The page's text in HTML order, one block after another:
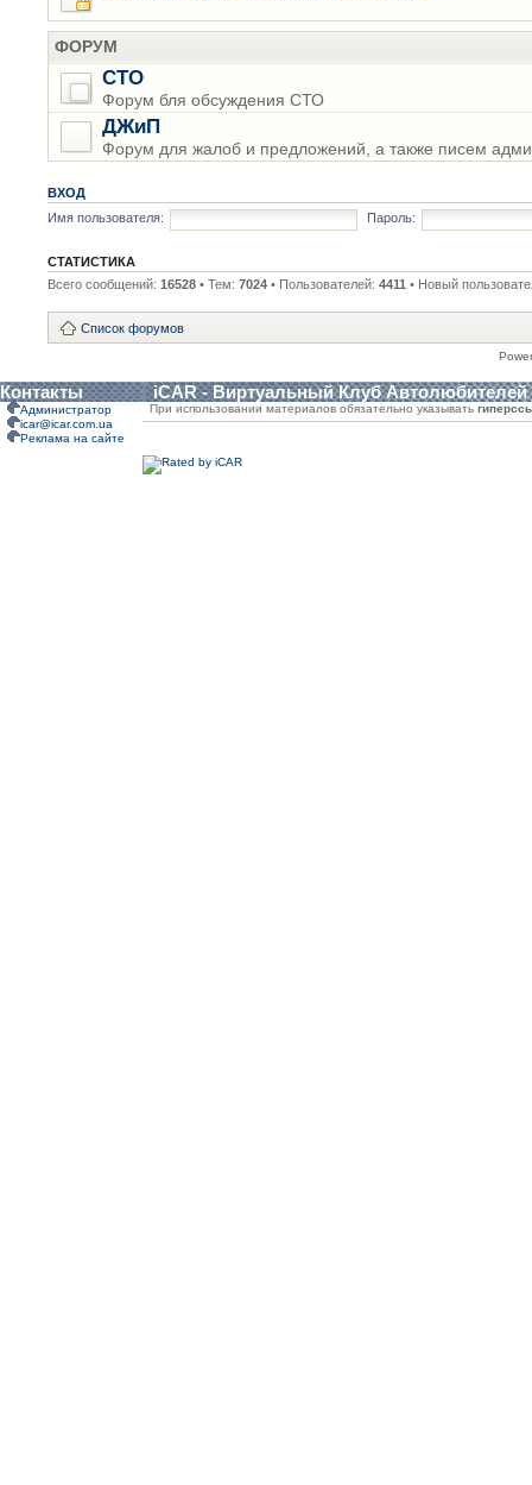
ФОРУМ
СТО
Форум бля обсуждения СТО
ДЖиП
Форум для жалоб и предложений, а также писем
ВХОД
Имя пользователя:
Пароль:
СТАТИСТИКА
Всего сообщений: 16528 • Тем: 7024 • Пользователей: 4411 • Новый
Список форумов
Контакты iCAR - Виртуальный Клуб Автолюбителей
Администратор
icar@icar.com.ua
Реклама на сайте
При использовании материалов обязательно указывать